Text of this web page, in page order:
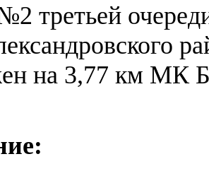
третьей
на 3,77 км МК